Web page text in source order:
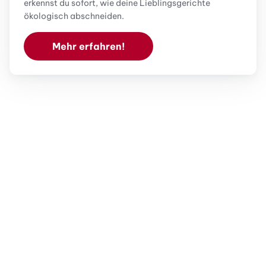
erkennst du sofort, wie deine Lieblingsgerichte
ökologisch abschneiden.
Mehr erfahren!